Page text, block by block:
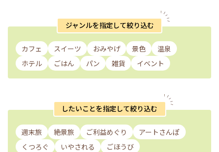
ジャンルを指定して絞り込む
カフェ スイーツ おみやげ 景色
温泉
ホテル
ごはん パン 雑貨 イベント
したいことを指定して絞り込む
週末旅 絶景旅 ご利益めぐり
アートさんぽ
くつろぐ
いやされる ごほうび